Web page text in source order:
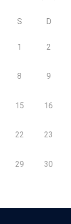
S D
1 2
8 9
15 16
22 23
29 30